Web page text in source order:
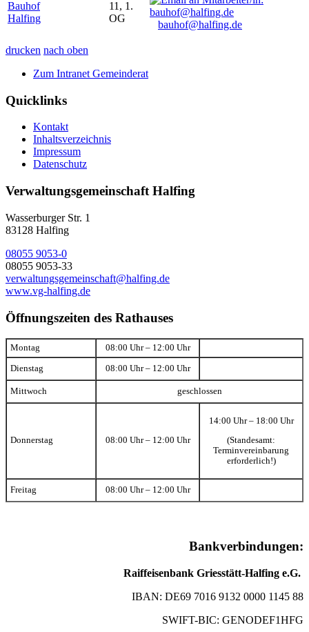
Bauhof
Halfing
11, 1.
OG
bauhof@halfing.de
drucken nach oben
Zum Intranet Gemeinderat
Quicklinks
Kontakt
Inhaltsverzeichnis
Impressum
Datenschutz
Verwaltungsgemeinschaft Halfing
Wasserburger Str. 1
83128 Halfing
08055 9053-0
08055 9053-33
verwaltungsgemeinschaft@halfing.de
www.vg-halfing.de
Öffnungszeiten des Rathauses
Montag 08:00 Uhr – 12:00 Uhr
Dienstag 08:00 Uhr – 12:00 Uhr
Mittwoch geschlossen
Donnerstag 08:00 Uhr – 12:00 Uhr
14:00 Uhr – 18:00 Uhr
(Standesamt:
Terminvereinbarung
erforderlich!)
Freitag 08:00 Uhr – 12:00 Uhr
Bankverbindungen:
Raiffeisenbank Griesstätt-Halfing e.G.
IBAN: DE69 7016 9132 0000 1145 88
SWIFT-BIC: GENODEF1HFG